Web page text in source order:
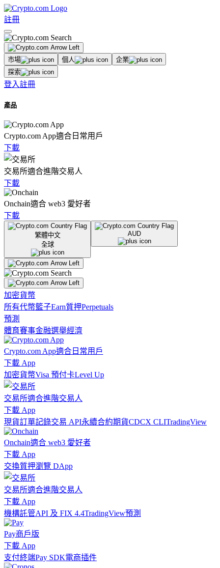
註冊
市場 個人
企業
探索
登入註冊
產品
Crypto.com App適合日常用戶
下載
交易所適合進階交易人
下載
Onchain適合 web3 愛好者
下載
繁體中文
全球
AUD
加密貨幣
所有代幣籃子Earn質押Perpetuals
預測
體育賽事金融選舉經濟
Crypto.com App適合日常用戶
下載 App
加密貨幣Visa 預付卡Level Up
交易所適合進階交易人
下載 App
現貨訂單記錄交易 API永續合約期貨CDCX CLITradingView
Onchain適合 web3 愛好者
下載 App
交換質押瀏覽 DApp
交易所適合進階交易人
下載 App
機構託管API 及 FIX 4.4TradingView預測
Pay商戶版
下載 App
支付終端Pay SDK電商插件